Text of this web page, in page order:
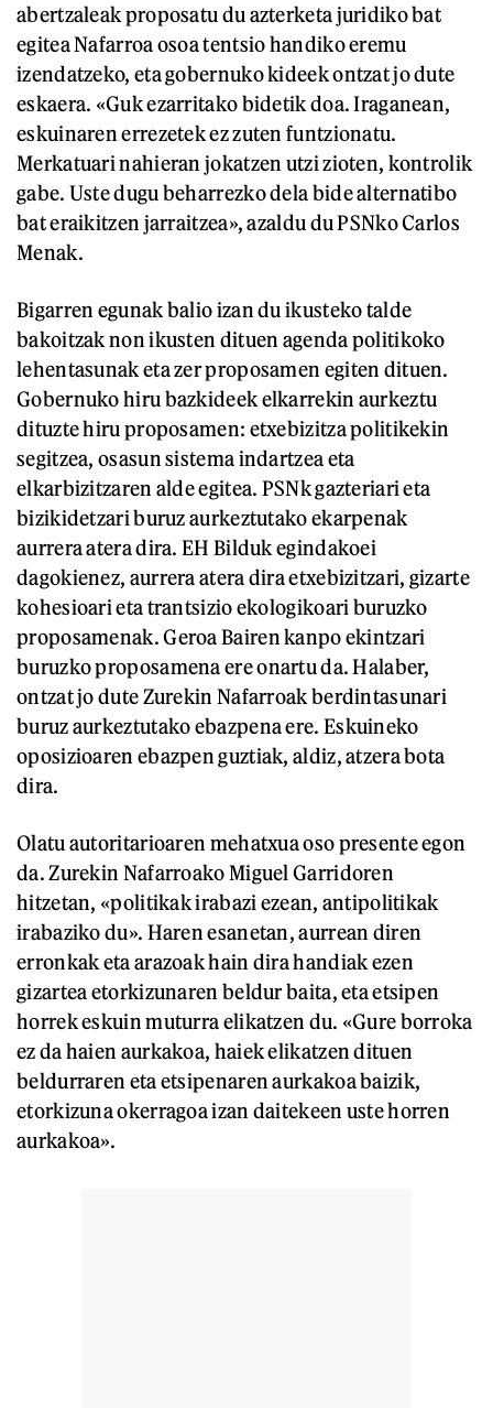
abertzaleak proposatu du azterketa juridiko bat
egitea Nafarroa osoa tentsio handiko eremu
izendatzeko, eta gobernuko kideek ontzat jo dute
eskaera. «Guk ezarritako bidetik doa. Iraganean,
eskuinaren errezetek ez zuten funtzionatu.
Merkatuari nahieran jokatzen utzi zioten, kontrolik
gabe. Uste dugu beharrezko dela bide alternatibo
bat eraikitzen jarraitzea», azaldu du PSNko Carlos
Menak.
Bigarren egunak balio izan du ikusteko talde
bakoitzak non ikusten dituen agenda politikoko
lehentasunak eta zer proposamen egiten dituen.
Gobernuko hiru bazkideek elkarrekin aurkeztu
dituzte hiru proposamen: etxebizitza politikekin
segitzea, osasun sistema indartzea eta
elkarbizitzaren alde egitea. PSNk gazteriari eta
bizikidetzari buruz aurkeztutako ekarpenak
aurrera atera dira. EH Bilduk egindakoei
dagokienez, aurrera atera dira etxebizitzari, gizarte
kohesioari eta trantsizio ekologikoari buruzko
proposamenak. Geroa Bairen kanpo ekintzari
buruzko proposamena ere onartu da. Halaber,
ontzat jo dute Zurekin Nafarroak berdintasunari
buruz aurkeztutako ebazpena ere. Eskuineko
oposizioaren ebazpen guztiak, aldiz, atzera bota
dira.
Olatu autoritarioaren mehatxua oso presente egon
da. Zurekin Nafarroako Miguel Garridoren
hitzetan, «politikak irabazi ezean, antipolitikak
irabaziko du». Haren esanetan, aurrean diren
erronkak eta arazoak hain dira handiak ezen
gizartea etorkizunaren beldur baita, eta etsipen
horrek eskuin muturra elikatzen du. «Gure borroka
ez da haien aurkakoa, haiek elikatzen dituen
beldurraren eta etsipenaren aurkakoa baizik,
etorkizuna okerragoa izan daitekeen uste horren
aurkakoa».